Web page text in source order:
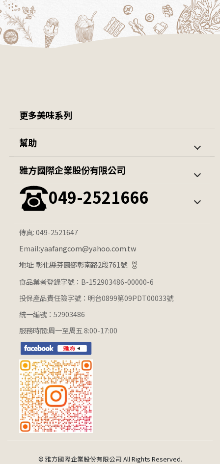
更多美味系列
羊肉爐 / 鍋類
薯條 / 蔬菜
雪糕/冰棒
公升冰淇淋
其他冰品
觀光餐飲通路冰淇淋
幫助
第一次購買
訂單查詢
會員中心
雅方國際企業股份有限公司
049-2521666
傳真: 049-2521647
Email:yaafangcom@yahoo.com.tw
地址: 彰化縣芬園鄉彰南路2段761號
食品業者登錄字號：B-152903486-00000-6
投保產品責任險字號：明台0899第09PDT00033號
統一編號：52903486
服務時間:周一至周五 8:00-17:00
© 雅方國際企業股份有限公司 All Rights Reserved.